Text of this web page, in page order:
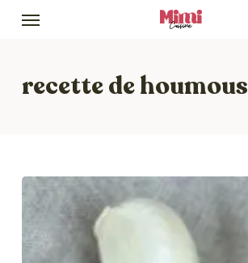
Skip
content
Menu
recette de houmous